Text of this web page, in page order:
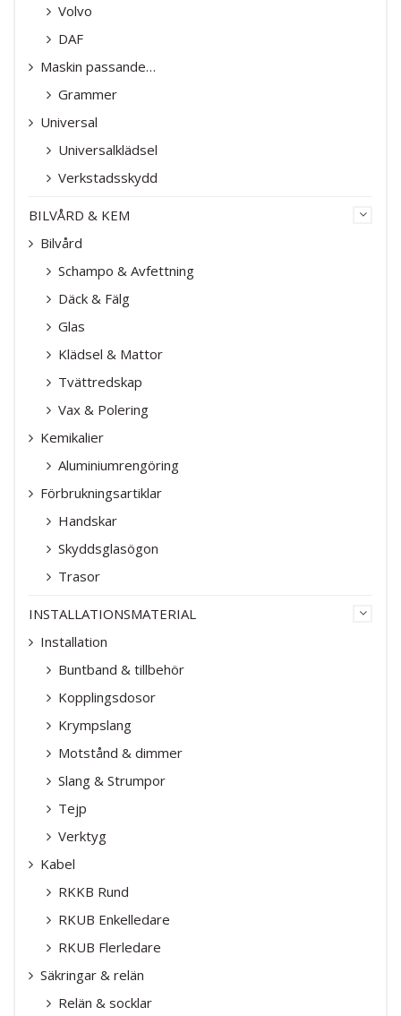
Volvo
DAF
Maskin passande…
Grammer
Universal
Universalklädsel
Verkstadsskydd
BILVÅRD & KEM
Bilvård
Schampo & Avfettning
Däck & Fälg
Glas
Klädsel & Mattor
Tvättredskap
Vax & Polering
Kemikalier
Aluminiumrengöring
Förbrukningsartiklar
Handskar
Skyddsglasögon
Trasor
INSTALLATIONSMATERIAL
Installation
Buntband & tillbehör
Kopplingsdosor
Krympslang
Motstånd & dimmer
Slang & Strumpor
Tejp
Verktyg
Kabel
RKKB Rund
RKUB Enkelledare
RKUB Flerledare
Säkringar & relän
Relän & socklar